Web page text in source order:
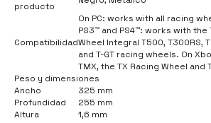
producto
Compatibilidad
On PC: works with all racing
PS3™ and PS4™: works with the
Wheel Integral T500, T300RS,
and T-GT racing wheels. On
TMX, the TX Racing Wheel and
Peso y dimensiones
Ancho
325 mm
Profundidad
255 mm
Altura
1,6 mm